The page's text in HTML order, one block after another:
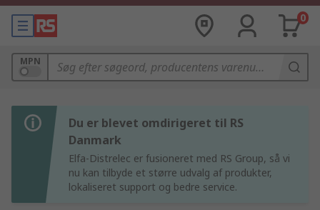
0
MPN
Du er blevet omdirigeret til RS
Danmark
Elfa-Distrelec er fusioneret med RS Group, så vi
nu kan tilbyde et større udvalg af produkter,
lokaliseret support og bedre service.